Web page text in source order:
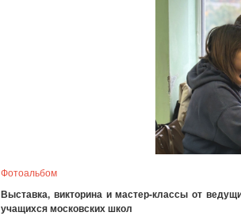
Фотоальбом
Выставка, викторина и мастер-классы от
учащихся московских школ